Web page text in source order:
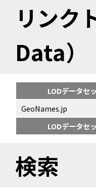
リンク
Data）
LODデータセ
GeoNames.jp
LODデータセ
検索